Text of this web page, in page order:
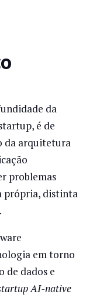
da
é de
da arquitetura
problemas
própria, distinta
em torno
de dados e
AI-native